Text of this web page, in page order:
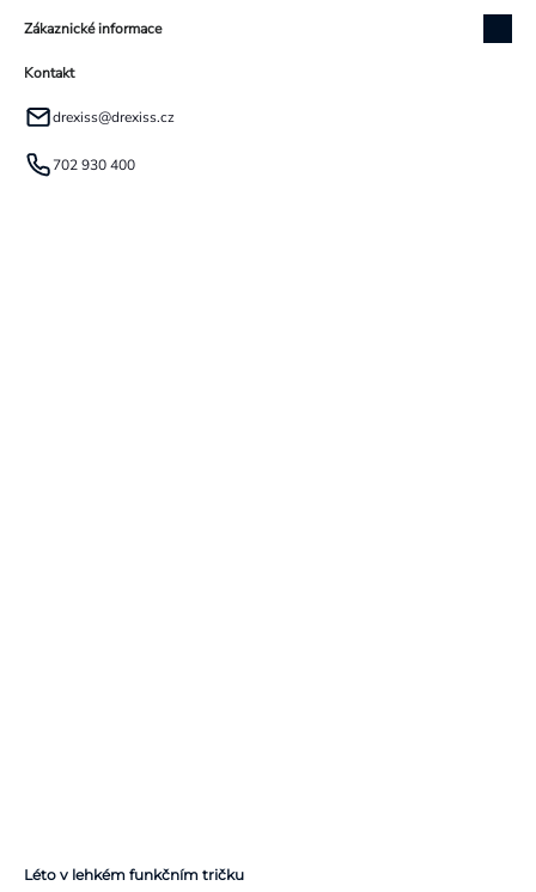
Zákaznické informace
Kontakt
drexiss@drexiss.cz
702 930 400
Léto v lehkém funkčním tričku